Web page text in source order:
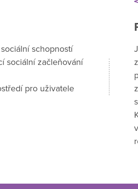
schopností
sociální začleňování
pro uživatele